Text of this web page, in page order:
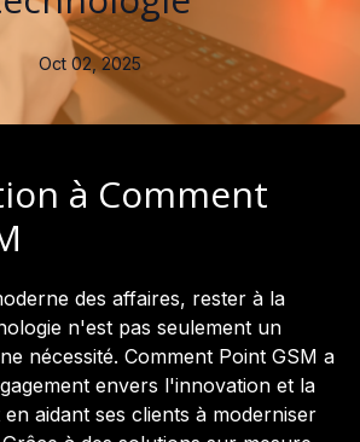
Oct 02, 2025
à Comment
des affaires, rester à la
n'est pas seulement un
nécessité. Comment Point GSM a
envers l'innovation et la
aidant ses clients à moderniser